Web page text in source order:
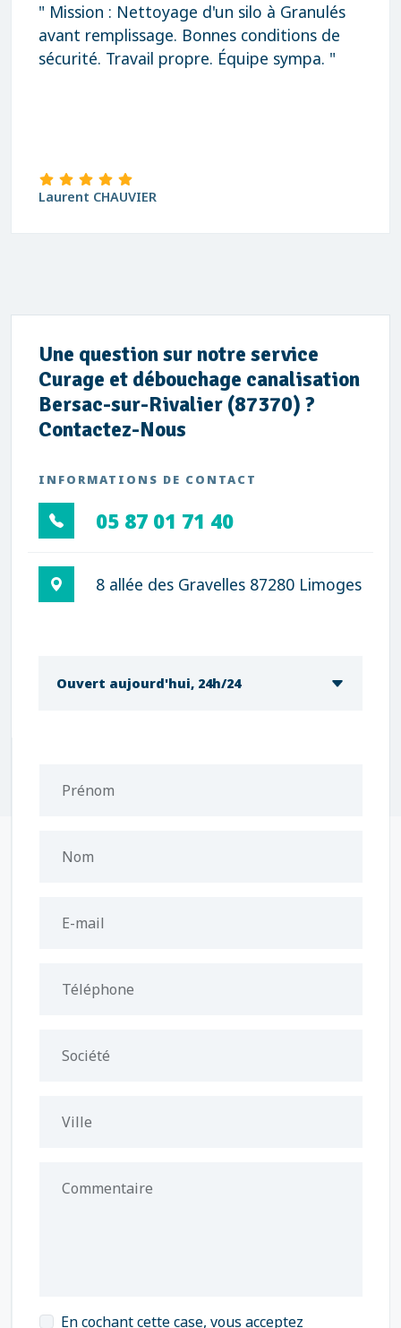
" Mission : Nettoyage d'un silo à Granulés
avant remplissage. Bonnes conditions de
sécurité. Travail propre. Équipe sympa. "
Laurent CHAUVIER
Une question sur notre service
Curage et débouchage canalisation
Bersac-sur-Rivalier (87370) ?
Contactez-Nous
INFORMATIONS DE CONTACT
05 87 01 71 40
8 allée des Gravelles 87280 Limoges
Ouvert aujourd'hui, 24h/24
Prénom
Nom
E-mail
Téléphone
Société
Ville
Commentaire
En cochant cette case, vous acceptez